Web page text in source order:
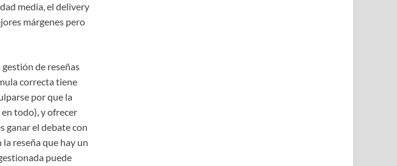
media, el delivery
márgenes pero
gestión de reseñas
correcta tiene
por que la
todo), y ofrecer
ganar el debate con
reseña que hay un
puede